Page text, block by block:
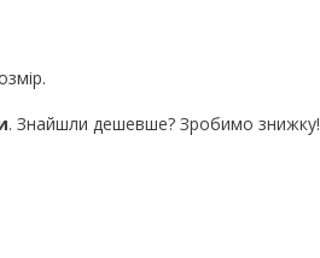
. Знайшли дешевше? Зробимо знижку!